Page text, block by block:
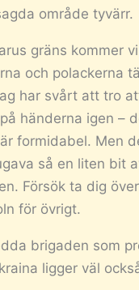
område tyvärr.
gräns kommer
och polackerna
har svårt att tro
händerna igen –
formidabel. Men
så en liten bit
Försök ta dig
för övrigt.
brigaden som
ligger väl